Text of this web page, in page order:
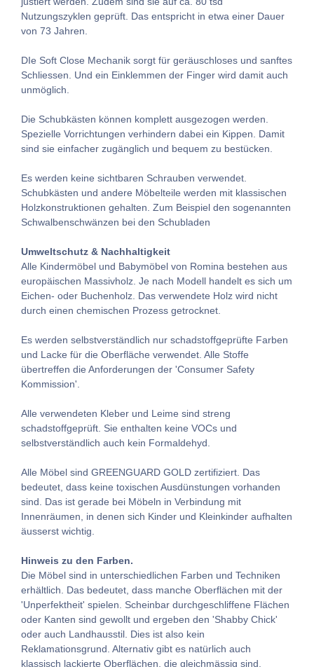
Nutzungszyklen geprüft. Das entspricht in etwa einer Dauer
von 73 Jahren.
DIe Soft Close Mechanik sorgt für geräuschloses und sanftes
Schliessen. Und ein Einklemmen der Finger wird damit auch
unmöglich.
Die Schubkästen können komplett ausgezogen werden.
Spezielle Vorrichtungen verhindern dabei ein Kippen. Damit
sind sie einfacher zugänglich und bequem zu bestücken.
Es werden keine sichtbaren Schrauben verwendet.
Schubkästen und andere Möbelteile werden mit klassischen
Holzkonstruktionen gehalten. Zum Beispiel den sogenannten
Schwalbenschwänzen bei den Schubladen
Umweltschutz & Nachhaltigkeit
Alle Kindermöbel und Babymöbel von Romina bestehen aus
europäischen Massivholz. Je nach Modell handelt es sich um
Eichen- oder Buchenholz. Das verwendete Holz wird nicht
durch einen chemischen Prozess getrocknet.
Es werden selbstverständlich nur schadstoffgeprüfte Farben
und Lacke für die Oberfläche verwendet. Alle Stoffe
übertreffen die Anforderungen der 'Consumer Safety
Kommission'.
Alle verwendeten Kleber und Leime sind streng
schadstoffgeprüft. Sie enthalten keine VOCs und
selbstverständlich auch kein Formaldehyd.
Alle Möbel sind GREENGUARD GOLD zertifiziert. Das
bedeutet, dass keine toxischen Ausdünstungen vorhanden
sind. Das ist gerade bei Möbeln in Verbindung mit
Innenräumen, in denen sich Kinder und Kleinkinder aufhalten
äusserst wichtig.
Hinweis zu den Farben.
Die Möbel sind in unterschiedlichen Farben und Techniken
erhältlich. Das bedeutet, dass manche Oberflächen mit der
'Unperfektheit' spielen. Scheinbar durchgeschliffene Flächen
oder Kanten sind gewollt und ergeben den 'Shabby Chick'
oder auch Landhausstil. Dies ist also kein
Reklamationsgrund. Alternativ gibt es natürlich auch
klassisch lackierte Oberflächen, die gleichmässig sind.